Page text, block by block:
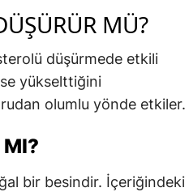
MÜ?
düşürmede etkili
yükselttiğini
olumlu yönde etkiler.
MI?
bir besindir. İçeriğindeki